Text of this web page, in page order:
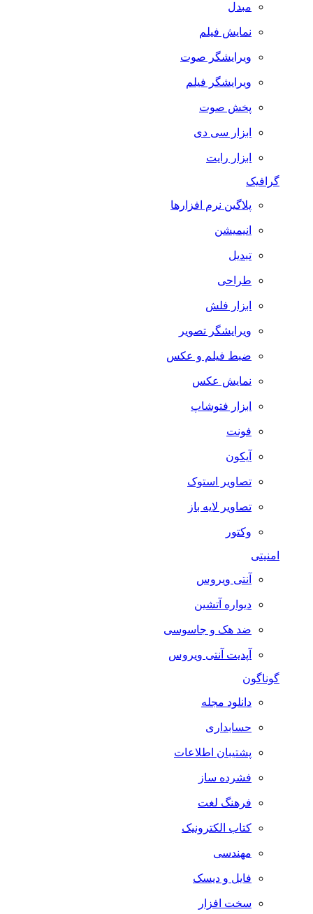
مبدل
نمایش فیلم
ویرایشگر صوت
ویرایشگر فیلم
پخش صوت
ابزار سی دی
ابزار رایت
گرافیک
پلاگین نرم افزارها
انیمیشن
تبدیل
طراحی
ابزار فلش
ویرایشگر تصویر
ضبط فيلم و عكس
نمایش عکس
ابزار فتوشاپ
فونت
آیکون
تصاویر استوک
تصاویر لایه باز
وکتور
امنیتی
آنتی ویروس
دیواره آتشین
ضد هک و جاسوسی
آپدیت آنتی ویروس
گوناگون
دانلود مجله
حسابداری
پشتیبان اطلاعات
فشرده ساز
فرهنگ لغت
کتاب الکترونیک
مهندسی
فایل و دیسک
سخت افزار